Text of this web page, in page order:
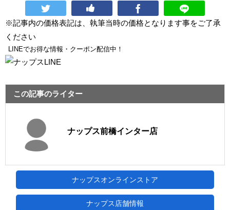
※記事内の価格表記は、執筆当時の価格となります事をご了承
ください
LINEでお得な情報・クーポン配信中！
この記事のライター
ナップス前橋インター店
ナップスオンラインストア
ナップス店舗情報